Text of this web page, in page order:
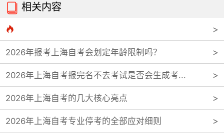
 相关内容

2026年报考上海自考会划定年龄限制吗？
2026年上海自考报完名不去考试是否会生成考...
2026年上海自考的几大核心亮点
2026年上海自考专业停考的全部应对细则